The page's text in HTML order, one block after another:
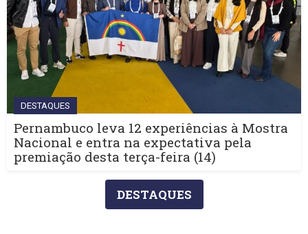
DESTAQUES
Pernambuco leva 12 experiências à Mostra
Nacional e entra na expectativa pela
premiação desta terça-feira (14)
DESTAQUES